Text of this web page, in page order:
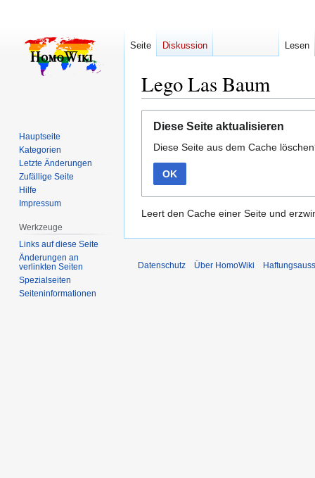
Lego Las Baum
Navigation
springen
Suche
springen
Diese Seite aktualisieren
Diese Seite aus dem Cache
OK
Leert den Cache einer Seite und
Seite Diskussion Lesen
Hauptseite
Kategorien
Letzte Änderungen
Zufällige Seite
Hilfe
Impressum
Werkzeuge
Links auf diese Seite
Änderungen an
verlinkten Seiten
Spezialseiten
Seiten­­informationen
Datenschutz Über HomoWiki